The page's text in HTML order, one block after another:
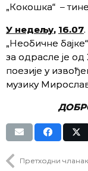
„Кокошка“ –
У недељу, 16.07
„Необичне
за одрасле је
поезије у
музику
Претходни чланак